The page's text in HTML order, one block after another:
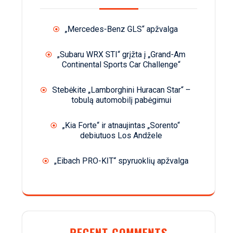
„Mercedes-Benz GLS“ apžvalga
„Subaru WRX STI“ grįžta į „Grand-Am
Continental Sports Car Challenge“
Stebėkite „Lamborghini Huracan Star“ –
tobulą automobilį pabėgimui
„Kia Forte“ ir atnaujintas „Sorento“
debiutuos Los Andžele
„Eibach PRO-KIT“ spyruoklių apžvalga